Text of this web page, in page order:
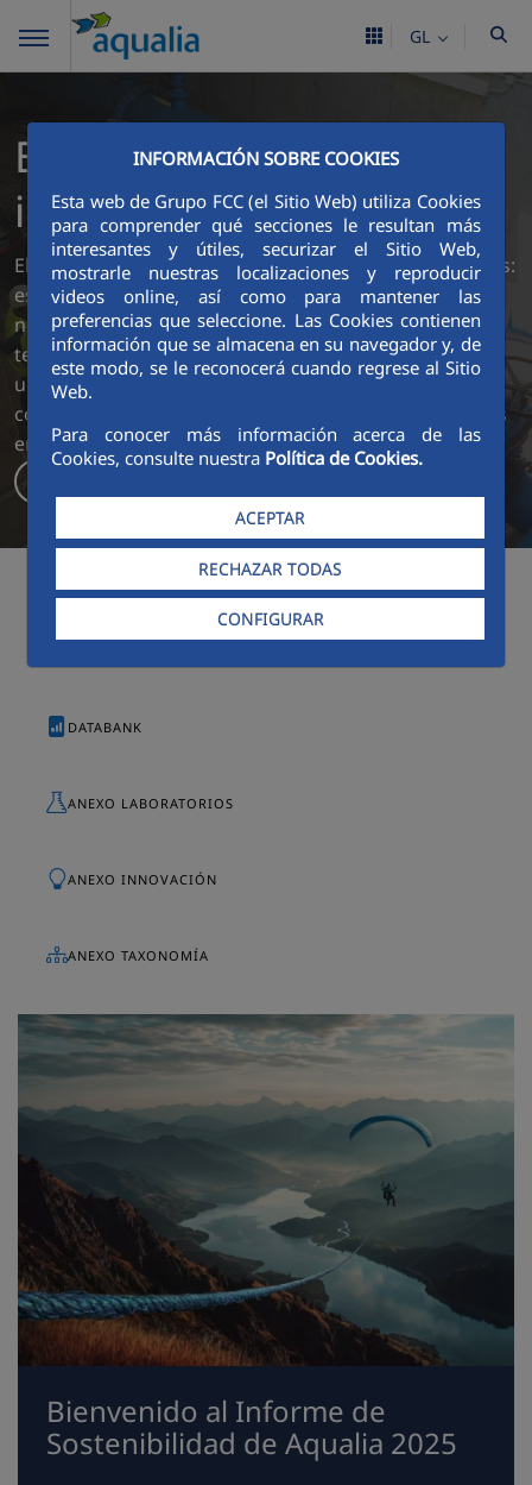
INFORMACIÓN SOBRE COOKIES
Esta web de Grupo FCC (el Sitio Web) utiliza Cookies
para comprender qué secciones le resultan más
interesantes y útiles, securizar el Sitio Web,
mostrarle nuestras localizaciones y reproducir
videos online, así como para mantener las
preferencias que seleccione. Las Cookies contienen
información que se almacena en su navegador y, de
este modo, se le reconocerá cuando regrese al Sitio
Web.
Para conocer más información acerca de las
Cookies, consulte nuestra Política de Cookies.
ACEPTAR
RECHAZAR TODAS
CONFIGURAR
GL
El hilo azul que nos
impulsa
El agua es mucho más que el recurso que gestionamos:
es el hilo azul, invisible pero esencial para la vida, que
nos impulsa y nos conecta con las personas, los
territorios y el futuro. En Aqualia cada gota representa
un compromiso compartido con la vida, el bienestar
colectivo y el desarrollo sostenible de las comunidades
en las que estamos presentes.
DATABANK
ANEXO LABORATORIOS
ANEXO INNOVACIÓN
ANEXO TAXONOMÍA
Bienvenido al Informe de
Sostenibilidad de Aqualia 2025